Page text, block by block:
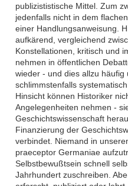
publizististische Mittel. Zum
jedenfalls nicht in dem
einer Handlungsanweisung.
aufkärend, vergleichend
Konstellationen, kritisch und
nehmen in öffentlichen
wieder - und dies allzu
schlimmstenfalls
Hinsicht können Historiker
Angelegenheiten nehmen -
Geschichtswissenschaft
Finanzierung der
verbindet. Niemand in
praeceptor Germaniae
Selbstbewußtsein schnell
Jahrhundert zuschreiben.